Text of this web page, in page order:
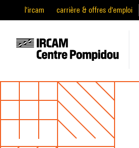
l'ircam carrière & offres d'emploi